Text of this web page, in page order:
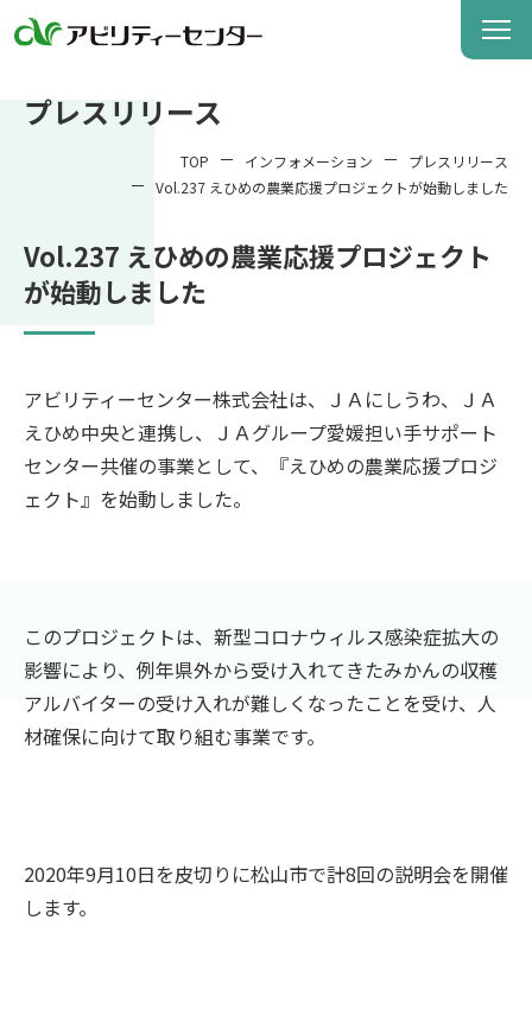
プレスリリース
TOP インフォメーション
プレスリリース
Vol.237 えひめの農業応援プロジェクトが始動しました
Vol.237 えひめの農業応援プロジェクト
が始動しました
アビリティーセンター株式会社は、ＪＡにしうわ、ＪＡ
えひめ中央と連携し、ＪＡグループ愛媛担い手サポート
センター共催の事業として、『えひめの農業応援プロジ
ェクト』を始動しました。
このプロジェクトは、新型コロナウィルス感染症拡大の
影響により、例年県外から受け入れてきたみかんの収穫
アルバイターの受け入れが難しくなったことを受け、人
材確保に向けて取り組む事業です。
2020年9月10日を皮切りに松山市で計8回の説明会を開催
します。